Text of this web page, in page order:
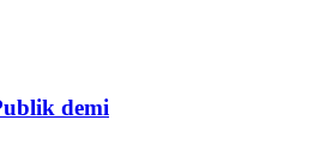
demi